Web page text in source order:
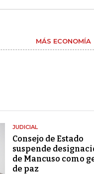
MÁS ECONOMÍA
JUDICIAL
Consejo de Estado
suspende
de Mancuso como
de paz